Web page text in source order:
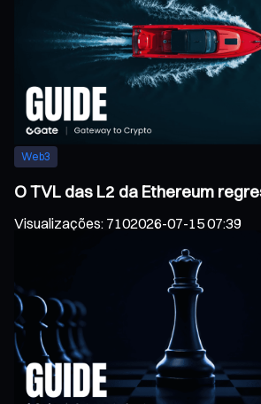
Web3
O TVL das L2 da Ethereum
Visualizações: 7102026-07-15 07:39